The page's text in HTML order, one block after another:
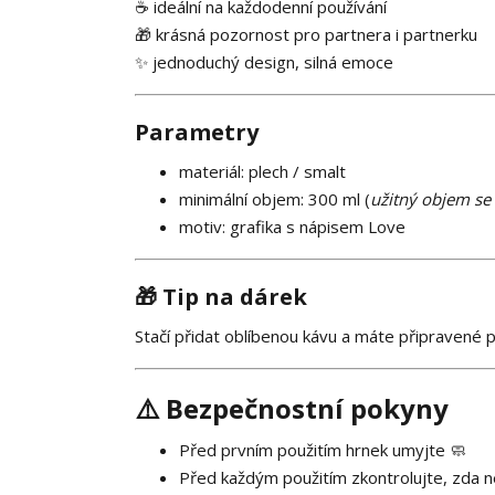
☕ ideální na každodenní používání
🎁 krásná pozornost pro partnera i partnerku
✨ jednoduchý design, silná emoce
Parametry
materiál: plech / smalt
minimální objem: 300 ml (užitný objem
motiv: grafika s nápisem Love
🎁 Tip na dárek
Stačí přidat oblíbenou kávu a máte připravené
⚠️ Bezpečnostní pokyny
Před prvním použitím hrnek umyjte 🧼
Před každým použitím zkontrolujte, zda